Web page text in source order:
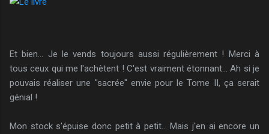
Et bien... Je le vends toujours aussi régulièrement ! Merci à
tous ceux qui me l'achètent ! C'est vraiment étonnant... Ah si je
pouvais réaliser une "sacrée" envie pour le Tome II, ça serait
génial !
Mon stock s'épuise donc petit à petit... Mais j'en ai encore un